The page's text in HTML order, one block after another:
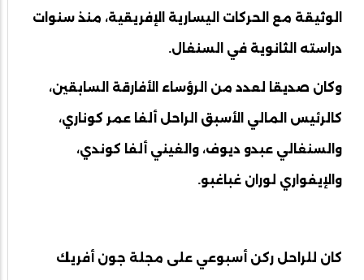
الوثيقة مع الحركات اليسارية الإفريقية، منذ سنوات
دراسته الثانوية في السنغال.
وكان صديقا لعدد من الرؤساء الأفارقة السابقين،
كالرئيس المالي الأسبق الراحل ألفا عمر كوناري،
والسنغالي عبدو ديوف، والغيني ألفا كوندي،
والإيفواري لوران غباغبو.
كان للراحل ركن أسبوعي على مجلة جون أفريك